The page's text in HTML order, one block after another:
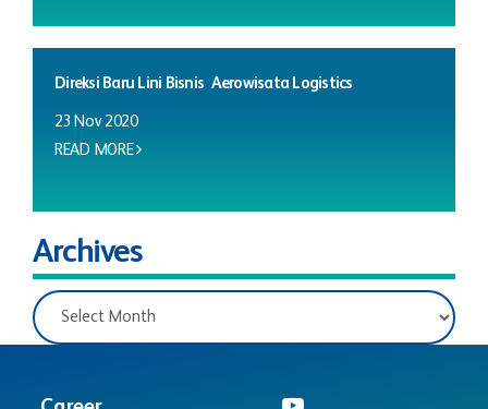
Direksi Baru Lini Bisnis Aerowisata Logistics
23 Nov 2020
READ MORE
Archives